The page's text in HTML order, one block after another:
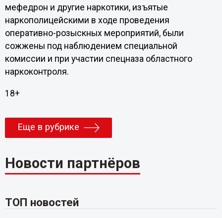
мефедрон и другие наркотики, изъятые
наркополицейскими в ходе проведения
оперативно-розыскных мероприятий, были
сожжены под наблюдением специальной
комиссии и при участии спецназа областного
наркоконтроля.
18+
Еще в рубрике
Новости партнёров
ТОП новостей